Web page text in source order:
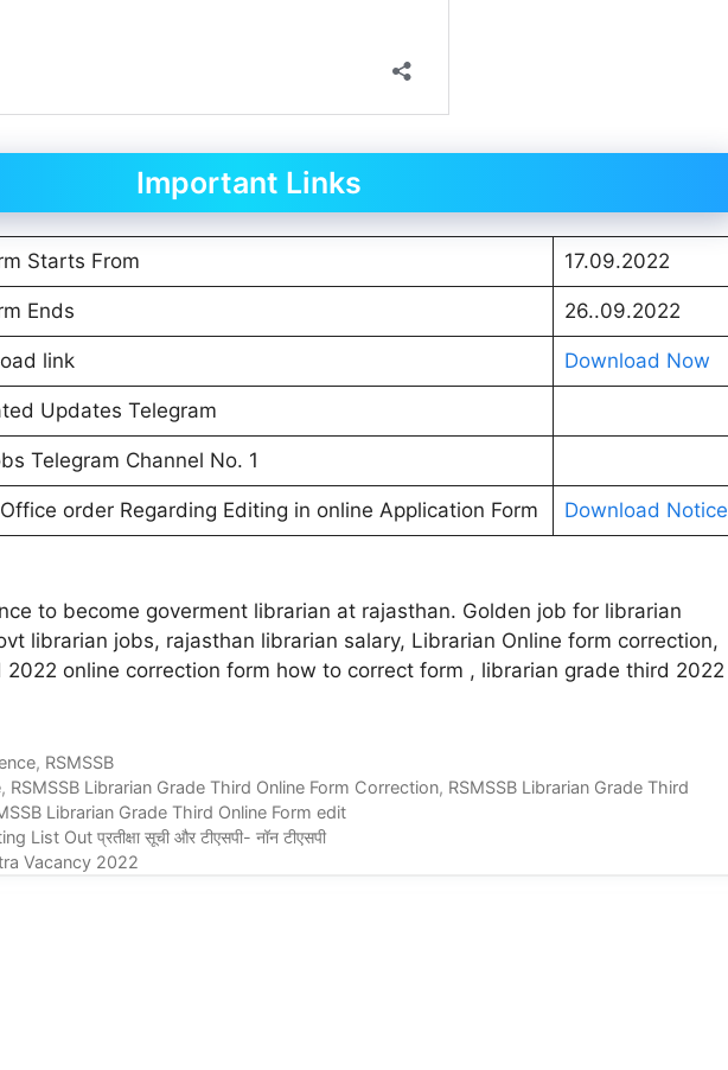
Important Links
Starts From 17.09.2022
Ends 26..09.2022
link Download Now
Updates Telegram
Telegram Channel No. 1
order Regarding Editing in online Application Form Download Notice
to become goverment librarian at rajasthan. Golden job for librarian
librarian jobs, rajasthan librarian salary, Librarian Online form correction,
online correction form how to correct form , librarian grade third 2022
, RSMSSB
, RSMSSB Librarian Grade Third Online Form Correction, RSMSSB Librarian Grade Third
Librarian Grade Third Online Form edit
Out प्रतीक्षा सूची और टीएसपी- नॉन टीएसपी
Vacancy 2022